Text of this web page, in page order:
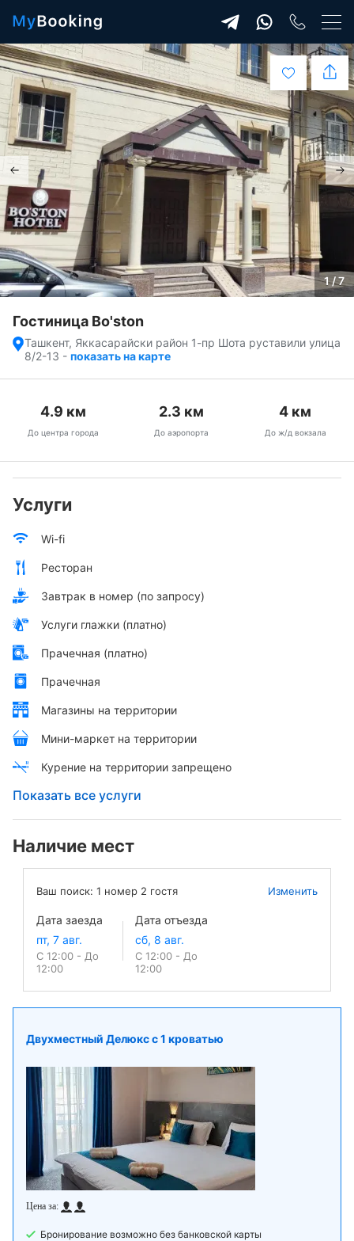
1 / 7
Гостиница Bo'ston
Ташкент, Яккасарайски район 1-пр Шота руставили улица
8/2-13 - показать на карте
4.9 км
До центра города
2.3 км
До аэропорта
4 км
До ж/д вокзала
Услуги
Wi-fi
Ресторан
Завтрак в номер (по запросу)
Услуги глажки (платно)
Прачечная (платно)
Прачечная
Магазины на территории
Мини-маркет на территории
Курение на территории запрещено
Показать все услуги
Наличие мест
Ваш поиск: 1 номер 2 гостя Изменить
Дата заезда
С 12:00 - До
12:00
Дата отъезда
С 12:00 - До
12:00
Двухместный Делюкс с 1 кроватью
Бронирование возможно без банковской карты